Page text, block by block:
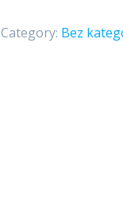
Category: Bez